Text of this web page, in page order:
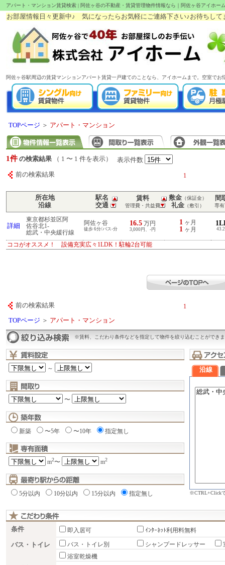
アパート・マンション賃貸検索 | 阿佐ヶ谷の不動産・賃貸管理物件情報なら｜阿佐ヶ谷アイホー
部屋情報日々更新中♪ 気になったらお気軽にご連絡下さい♪お待ちしてま
阿佐ヶ谷駅周辺の賃貸マンションアパート賃貸一戸建てのことなら、アイホームまで。空室で
TOPページ ＞ アパート・マンション
1件 の検索結果 （ 1 〜 1 件を表示） 表示件数
前の検索結果 1
所在地
沿線
駅名
交通
賃料
管理費・共益費
敷金（保証金）
礼金（敷引）
間
専
詳細
東京都杉並区阿
佐谷北1-
総武・中央緩行線
阿佐ヶ谷
徒歩 6分/バス-分
16.5 万円
3,000円、-円
1 ヶ月
1 ヶ月
ココがオススメ！ 設備充実広々1LDK！駐輪2台可能
前の検索結果 1
TOPページ ＞ アパート・マンション
※賃料、こだわり条件などを指定して物件を絞り込むことができ
～
〜
新築 〜5年 〜10年 指定無し
m2〜 m2
5分以内 10分以内 15分以内 指定無し
沿線
※CTRL+Click
条件 即入居可 ｲﾝﾀｰﾈｯﾄ利用料無料
バス・トイレ バス・トイレ別 シャンプードレッサー
浴室乾燥機